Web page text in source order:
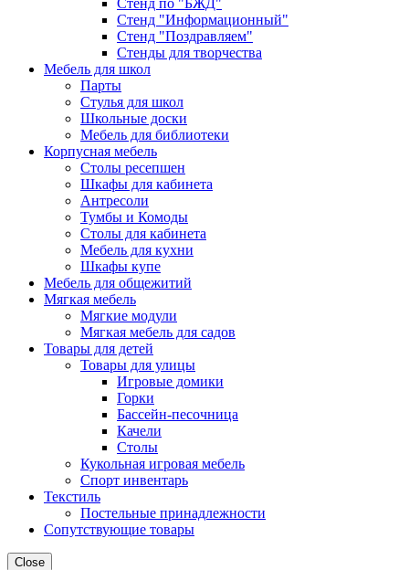
Стенд по "БЖД"
Стенд "Информационный"
Стенд "Поздравляем"
Стенды для творчества
Мебель для школ
Парты
Стулья для школ
Школьные доски
Мебель для библиотеки
Корпусная мебель
Столы ресепшен
Шкафы для кабинета
Антресоли
Тумбы и Комоды
Столы для кабинета
Мебель для кухни
Шкафы купе
Мебель для общежитий
Мягкая мебель
Мягкие модули
Мягкая мебель для садов
Товары для детей
Товары для улицы
Игровые домики
Горки
Бассейн-песочница
Качели
Столы
Кукольная игровая мебель
Спорт инвентарь
Текстиль
Постельные принадлежности
Сопутствующие товары
Close